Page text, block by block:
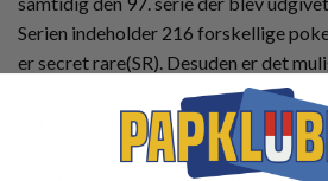
Serien indeholder 216 forskellige
er secret rare(SR). Desuden er det
kortene som reverse foil.
I SWSH Brilliant Stars, kan du være
Charizard VSTAR, Arceus VSTAR